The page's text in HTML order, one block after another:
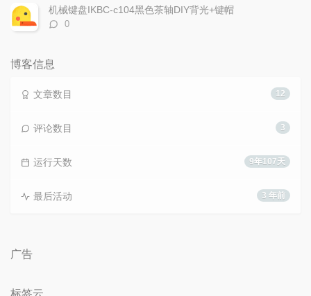
数：
机械键盘IKBC-c104黑色茶轴DIY背光+键帽
评
0
博客信息
12
文章数目
3
评论数目
9年107天
运行天数
3 年前
最后活动
广告
标签云